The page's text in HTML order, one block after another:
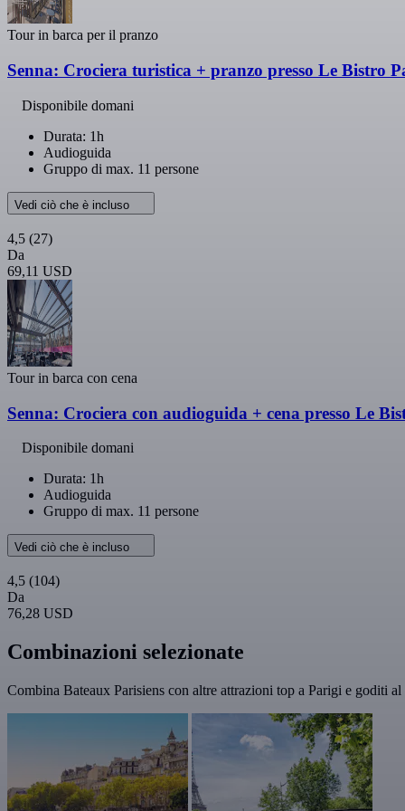
Tour in barca per il pranzo
Senna: Crociera turistica + pranzo presso Le Bistro
Disponibile domani
Durata: 1h
Audioguida
Gruppo di max. 11 persone
Vedi ciò che è incluso
4,5 (27)
Da
69,11 USD
Tour in barca con cena
Senna: Crociera con audioguida + cena presso Le
Disponibile domani
Durata: 1h
Audioguida
Gruppo di max. 11 persone
Vedi ciò che è incluso
4,5 (104)
Da
76,28 USD
Combinazioni selezionate
Combina Bateaux Parisiens con altre attrazioni top a Parigi e goditi al